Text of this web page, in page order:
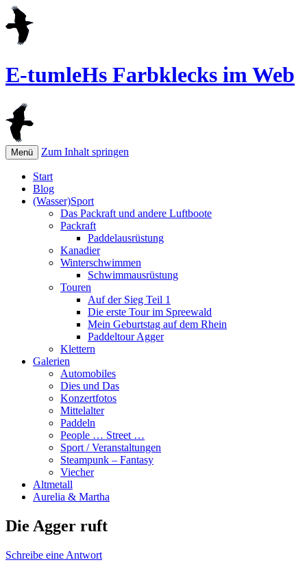
E-tumleHs Farbklecks im Web
Menü Zum Inhalt springen
Start
Blog
(Wasser)Sport
Das Packraft und andere Luftboote
Packraft
Paddelausrüstung
Kanadier
Winterschwimmen
Schwimmausrüstung
Touren
Auf der Sieg Teil 1
Die erste Tour im Spreewald
Mein Geburtstag auf dem Rhein
Paddeltour Agger
Klettern
Galerien
Automobiles
Dies und Das
Konzertfotos
Mittelalter
Paddeln
People … Street …
Sport / Veranstaltungen
Steampunk – Fantasy
Viecher
Altmetall
Aurelia & Martha
Die Agger ruft
Schreibe eine Antwort